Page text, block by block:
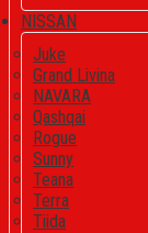
NISSAN
Juke
Grand Livina
NAVARA
Qashqai
Rogue
Sunny
Teana
Terra
Tiida